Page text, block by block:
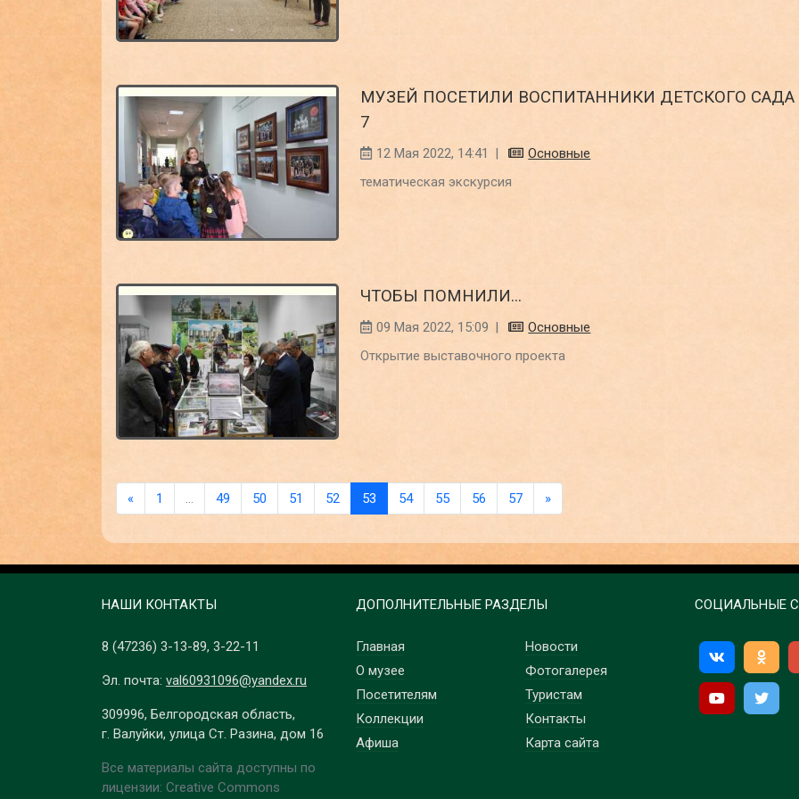
МУЗЕЙ ПОСЕТИЛИ ВОСПИТАННИКИ ДЕТСКОГО
7
12 Мая 2022, 14:41 |
Основные
тематическая экскурсия
ЧТОБЫ ПОМНИЛИ...
09 Мая 2022, 15:09 |
Основные
Открытие выставочного проекта
« 1 … 49 50 51 52 53 54 55 56 57 »
НАШИ КОНТАКТЫ
8 (47236) 3-13-89, 3-22-11
Эл. почта: val60931096@yandex.ru
309996, Белгородская область,
г. Валуйки, улица Ст. Разина, дом 16
Все материалы сайта доступны по
лицензии: Creative Commons
ДОПОЛНИТЕЛЬНЫЕ РАЗДЕЛЫ
Главная
О музее
Посетителям
Коллекции
Афиша
Новости
Фотогалерея
Туристам
Контакты
Карта сайта
СОЦИАЛЬНЫЕ